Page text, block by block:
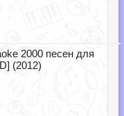
2000 песен для
(2012)